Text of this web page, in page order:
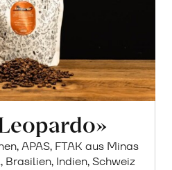
APAS, FTAK aus Minas
Brasilien, Indien, Schweiz